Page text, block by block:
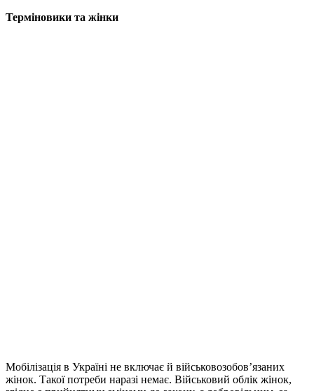
Терміновики та жінки
Мобілізація в Україні не включає й військовозобов’язаних
жінок. Такої потреби наразі немає. Військовий облік жінок,